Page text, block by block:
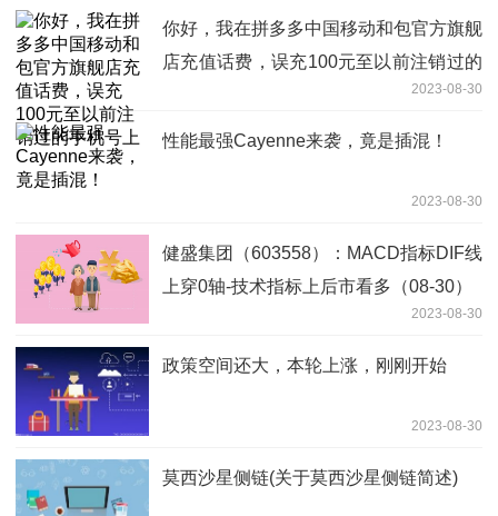
你好，我在拼多多中国移动和包官方旗舰
店充值话费，误充100元至以前注销过的
2023-08-30
性能最强Cayenne来袭，竟是插混！
2023-08-30
健盛集团（603558）：MACD指标DIF线
上穿0轴-技术指标上后市看多（08-30）
2023-08-30
政策空间还大，本轮上涨，刚刚开始
2023-08-30
莫西沙星侧链(关于莫西沙星侧链简述)